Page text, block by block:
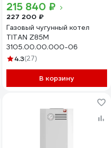
215 840 ₽
227 200 ₽
Газовый чугунный котел
TITAN Z85M
3105.00.00.000-06
4.3(27)
В корзину